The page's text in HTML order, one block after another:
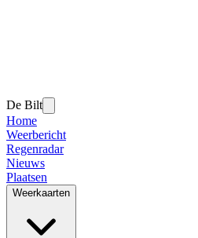
De Bilt
Home
Weerbericht
Regenradar
Nieuws
Plaatsen
Weerkaarten